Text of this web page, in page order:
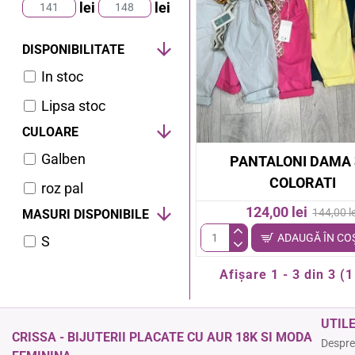
lei lei
DISPONIBILITATE
In stoc
Lipsa stoc
CULOARE
Galben
roz pal
MASURI DISPONIBILE
S
PANTALONI
COLORATI
124,00 lei 144,00
Pantaloni
dama
colorati
ADAUGĂ ÎN
Afişare 1 - 3 din 3
CRISSA - BIJUTERII PLACATE CU AUR 18K SI MODA
UTILE